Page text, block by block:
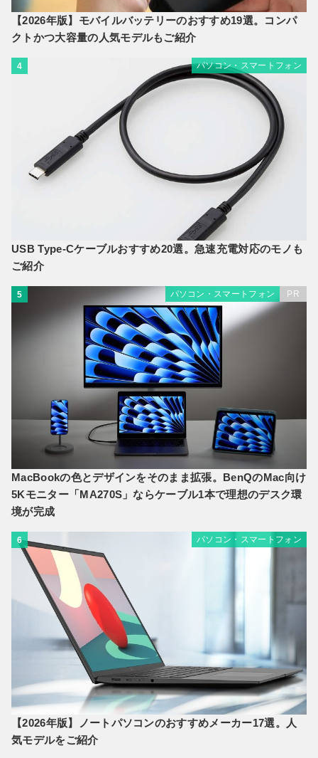
【2026年版】モバイルバッテリーのおすすめ19選。コンパ
クトかつ大容量の人気モデルもご紹介
4 パソコン・スマートフォン
USB Type-Cケーブルおすすめ20選。急速充電対応のモノも
ご紹介
5 パソコン・スマートフォン PR
MacBookの色とデザインをそのまま拡張。BenQのMac向け
5Kモニター「MA270S」ならケーブル1本で理想のデスク環
境が完成
6 パソコン・スマートフォン
【2026年版】ノートパソコンのおすすめメーカー17選。人
気モデルをご紹介